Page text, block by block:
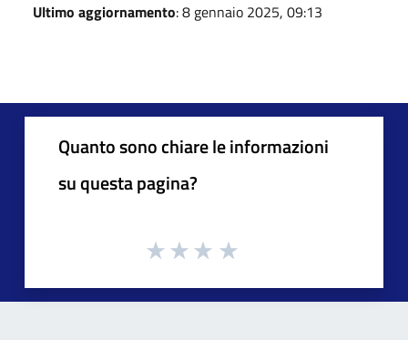
Ultimo aggiornamento: 8 gennaio 2025, 09:13
Quanto sono chiare le informazioni
su questa pagina?